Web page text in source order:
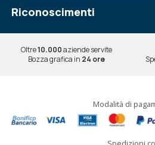
Riconoscimenti
Oltre10.000aziende servite
Bozza grafica in 24 ore
Modalità di